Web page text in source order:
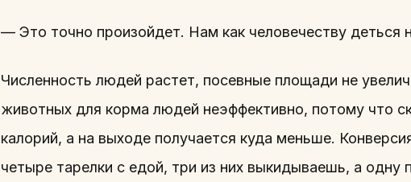
— Это точно произойдет. Нам как человечеству деться
Численность людей растет, посевные площади не
животных для корма людей неэффективно, потому что
калорий, а на выходе получается куда меньше.
четыре тарелки с едой, три из них выкидываешь, а